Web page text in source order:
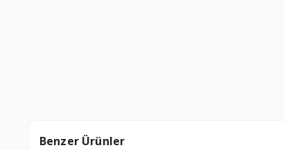
Benzer Ürünler